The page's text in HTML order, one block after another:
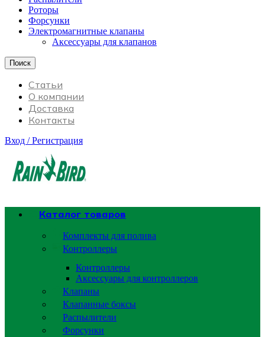
Роторы
Форсунки
Электромагнитные клапаны
Аксессуары для клапанов
Поиск
Статьи
О компании
Доставка
Контакты
Вход / Регистрация
Каталог товаров
Комплекты для полива
Контроллеры
Контроллеры
Аксессуары для контроллеров
Клапаны
Клапанные боксы
Распылители
Форсунки